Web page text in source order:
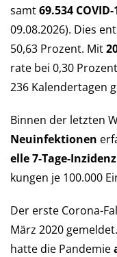
samt69.534
09.08.2026). Dies
50,63 Pro­zent. Mit
rate bei 0,30
236 Kalender­tagen
Binnen der letzten
Neu­in­fek­tio­nen
elle 7-Tage-
kun­gen je 100.000
Der erste Corona-
März 2020
hatte die Pan­de­mie